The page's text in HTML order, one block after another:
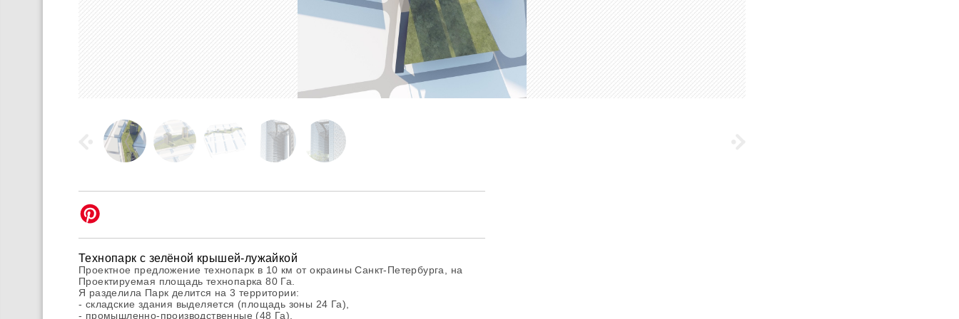
Технопарк с зелёной крышей-лужайкой
Проектное предложение технопарк в 10 км от окраины Санкт-Петербурга, на
Проектируемая площадь технопарка 80 Га.
Я разделила Парк делится на 3 территории:
- складские здания выделяется (площадь зоны 24 Га),
- промышленно-производственные (48 Га),